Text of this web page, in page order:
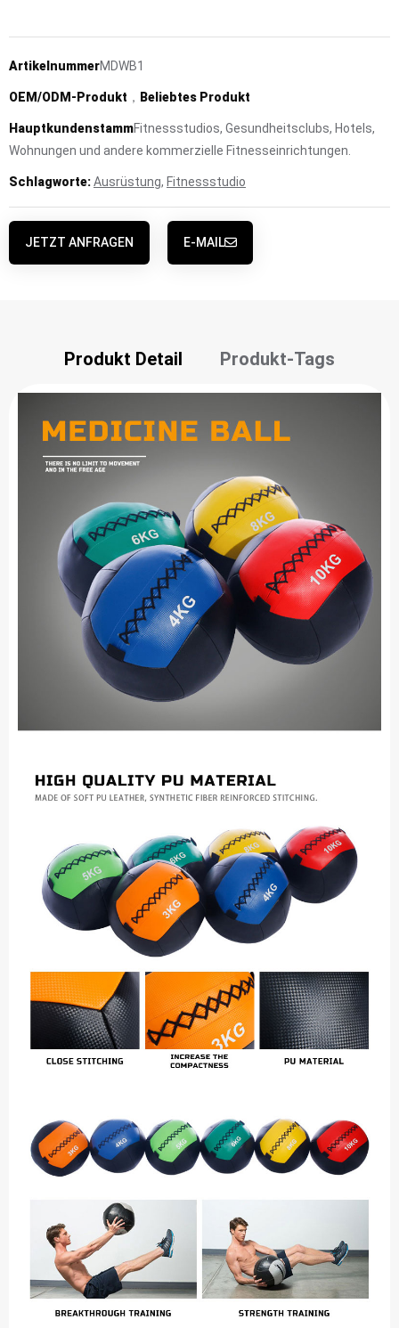
ArtikelnummerMDWB1
OEM/ODM-Produkt ， Beliebtes Produkt
HauptkundenstammFitnessstudios, Gesundheitsclubs, Hotels,
Wohnungen und andere kommerzielle Fitnesseinrichtungen.
Schlagworte:Ausrüstung, Fitnessstudio
JETZT ANFRAGEN E-MAIL
Produkt Detail Produkt-Tags